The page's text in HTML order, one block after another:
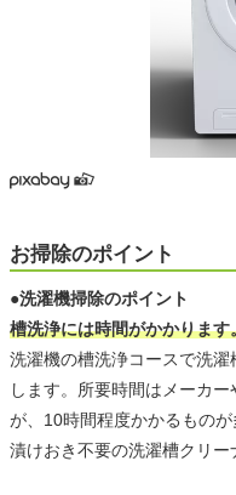
お掃除のポイント
●洗濯機掃除のポイント
槽洗浄には時間がかかります
洗濯機の槽洗浄コースで洗
します。所要時間はメーカ
が、10時間程度かかるもの
漬けおき不要の洗濯槽クリー